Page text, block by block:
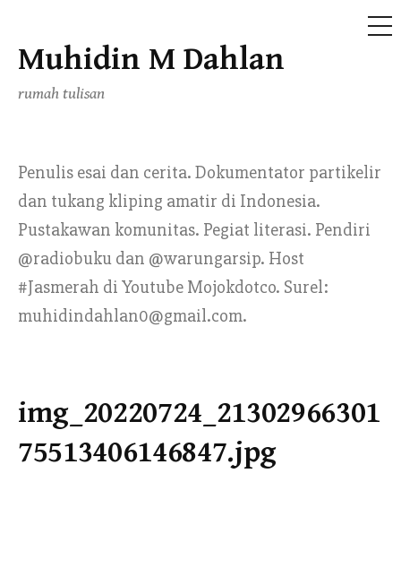
Skip
content
Muhidin M Dahlan
rumah tulisan
Penulis esai dan cerita. Dokumentator partikelir
dan tukang kliping amatir di Indonesia.
Pustakawan komunitas. Pegiat literasi. Pendiri
@radiobuku dan @warungarsip. Host
#Jasmerah di Youtube Mojokdotco. Surel:
muhidindahlan0@gmail.com.
img_20220724_21302966301
75513406146847.jpg